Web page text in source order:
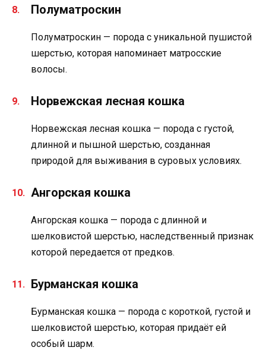
Полуматроскин
Полуматроскин — порода с уникальной пушистой
шерстью, которая напоминает матросские
волосы.
Норвежская лесная кошка
Норвежская лесная кошка — порода с густой,
длинной и пышной шерстью, созданная
природой для выживания в суровых условиях.
Ангорская кошка
Ангорская кошка — порода с длинной и
шелковистой шерстью, наследственный признак
которой передается от предков.
Бурманская кошка
Бурманская кошка — порода с короткой, густой и
шелковистой шерстью, которая придаёт ей
особый шарм.